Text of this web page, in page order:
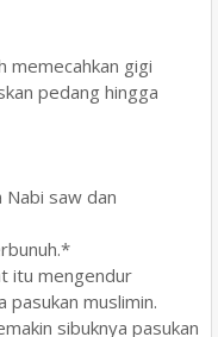
memecahkan gigi
pedang hingga
saw dan
itu mengendur
pasukan muslimin.
sibuknya pasukan